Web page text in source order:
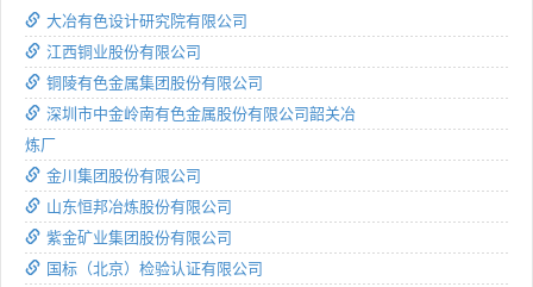
大冶有色设计研究院有限公司
江西铜业股份有限公司
铜陵有色金属集团股份有限公司
深圳市中金岭南有色金属股份有限公司韶关冶
炼厂
金川集团股份有限公司
山东恒邦冶炼股份有限公司
紫金矿业集团股份有限公司
国标（北京）检验认证有限公司